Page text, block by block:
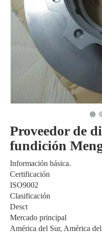
Proveedor de
fundición
Información básica.
Certificación
ISO9002
Clasificación
Desct
Mercado principal
América del Sur, América